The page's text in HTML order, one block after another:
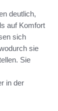
deutlich,
auf Komfort
sich
sie
Sie
in der